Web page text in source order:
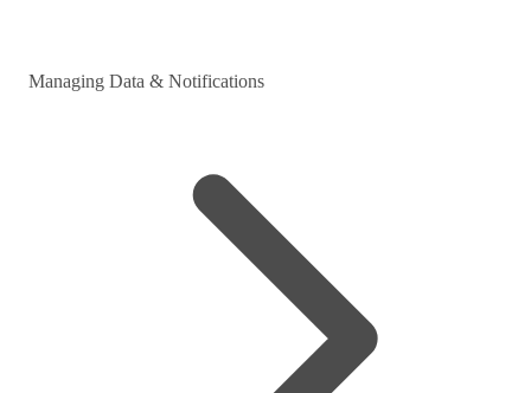
Managing Data & Notifications